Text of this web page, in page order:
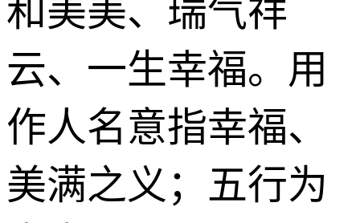
和美美、瑞气祥
云、一生幸福。用
作人名意指幸福、
美满之义；五行为